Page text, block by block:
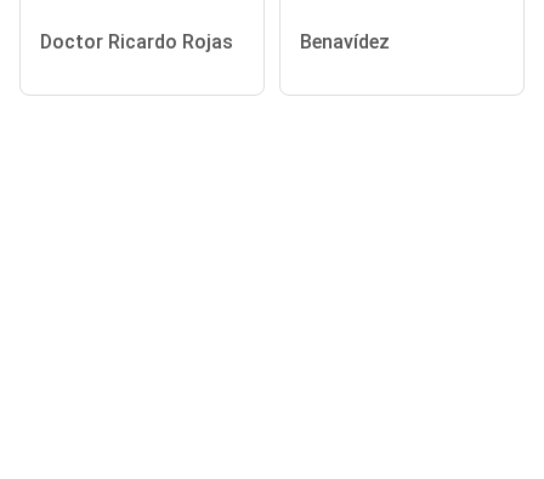
Doctor Ricardo Rojas Benavídez